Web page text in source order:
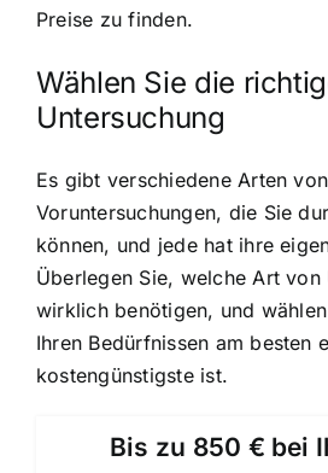
Preise zu finden.
Wählen Sie die
Untersuchung
Es gibt verschiedene Arten von
Voruntersuchungen, die Sie
können, und jede hat ihre
Überlegen Sie, welche Art von
wirklich benötigen, und
Ihren Bedürfnissen am besten
kostengünstigste ist.
Bis zu 850 € bei